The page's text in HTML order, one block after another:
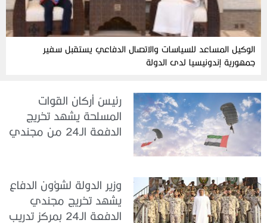
الوكيل المساعد للسياسات والاتصال الدفاعي يستقبل سفير
جمهورية إندونيسيا لدى الدولة
رئيسُ أركان القوات
المسلحة يشهد تخريج
الدفعة الـ24 من مجندي
وزير الدولة لشؤون الدفاع
يشهد تخريج مجندي
الدفعة الـ24 بمركز تدريب